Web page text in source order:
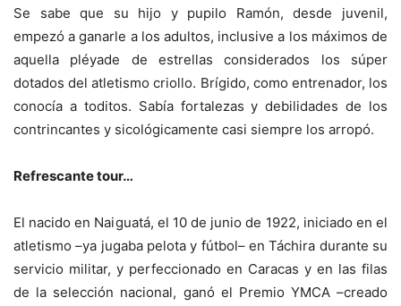
Se sabe que su hijo y pupilo Ramón, desde juvenil,
empezó a ganarle a los adultos, inclusive a los máximos de
aquella pléyade de estrellas considerados los súper
dotados del atletismo criollo. Brígido, como entrenador, los
conocía a toditos. Sabía fortalezas y debilidades de los
contrincantes y sicológicamente casi siempre los arropó.
Refrescante tour…
El nacido en Naiguatá, el 10 de junio de 1922, iniciado en el
atletismo –ya jugaba pelota y fútbol– en Táchira durante su
servicio militar, y perfeccionado en Caracas y en las filas
de la selección nacional, ganó el Premio YMCA –creado